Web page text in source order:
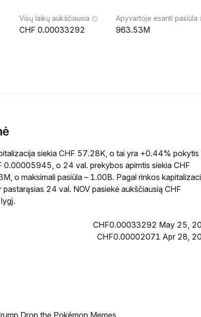
Visų laikų aukščiausia
0.00033292
Apyvartoje esanti pasiūla
963.53M
siekia CHF 57.28K, o tai yra +0.44% pokytis
0.00005945, o 24 val. prekybos apimtis siekia CHF
o maksimali pasiūla – 1.00B. Pagal rinkos
24 val. NOV pasiekė aukščiausią CHF
CHF0.00033292 May 25,
CHF0.00002071 Apr 28,
Drop the Pokémon Memes